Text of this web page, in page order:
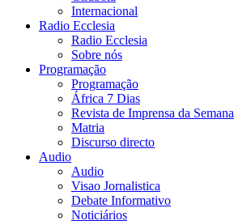
Internacional
Radio Ecclesia
Radio Ecclesia
Sobre nós
Programação
Programação
África 7 Dias
Revista de Imprensa da Semana
Matria
Discurso directo
Audio
Audio
Visao Jornalistica
Debate Informativo
Noticiários